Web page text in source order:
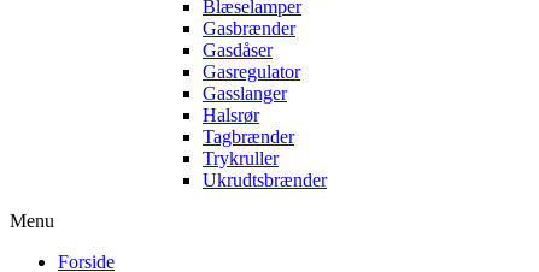
Blæselamper
Gasbrænder
Gasdåser
Gasregulator
Gasslanger
Halsrør
Tagbrænder
Trykruller
Ukrudtsbrænder
Menu
Forside